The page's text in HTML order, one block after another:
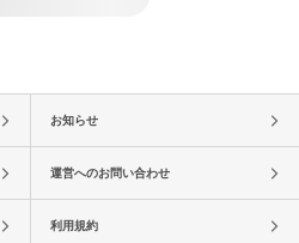
お知らせ
運営へのお問い合わせ
利用規約